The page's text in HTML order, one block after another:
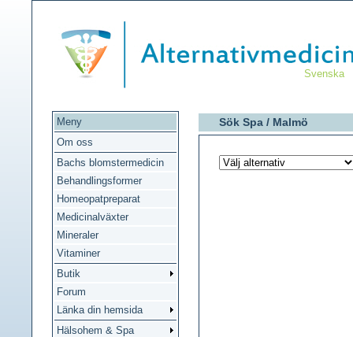
Svenska
Meny
Om oss
Bachs blomstermedicin
Behandlingsformer
Homeopatpreparat
Medicinalväxter
Mineraler
Vitaminer
Butik
Forum
Länka din hemsida
Hälsohem & Spa
Sök Spa / Malmö